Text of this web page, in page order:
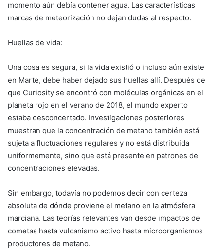
momento aún debía contener agua. Las características
marcas de meteorización no dejan dudas al respecto.
Huellas de vida:
Una cosa es segura, si la vida existió o incluso aún existe
en Marte, debe haber dejado sus huellas allí. Después de
que Curiosity se encontró con moléculas orgánicas en el
planeta rojo en el verano de 2018, el mundo experto
estaba desconcertado. Investigaciones posteriores
muestran que la concentración de metano también está
sujeta a fluctuaciones regulares y no está distribuida
uniformemente, sino que está presente en patrones de
concentraciones elevadas.
Sin embargo, todavía no podemos decir con certeza
absoluta de dónde proviene el metano en la atmósfera
marciana. Las teorías relevantes van desde impactos de
cometas hasta vulcanismo activo hasta microorganismos
productores de metano.